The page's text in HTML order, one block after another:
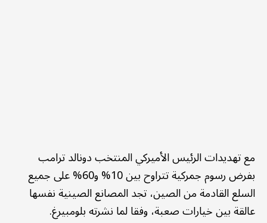
مع تهديدات الرئيس الأميركي المنتخب دونالد ترامب
بفرض رسوم جمركية تتراوح بين 10% و60% على جميع
السلع القادمة من الصين، تجد المصانع الصينية نفسها
عالقة بين خيارات صعبة، وفقا لما نشرته بلومبيرغ.